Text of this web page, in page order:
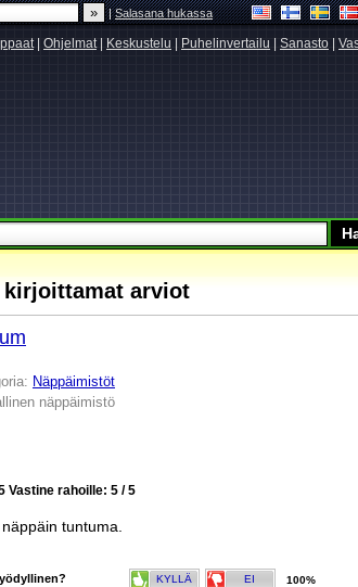
|Salasana hukassa
| Ohjelmat| Keskustelu Puhelinvertailu Sanasto
kirjoittamat arviot
Näppäimistöt
näppäimistö
Vastine rahoille: 5 / 5
tuntuma.
KYLLÄ EI 100%